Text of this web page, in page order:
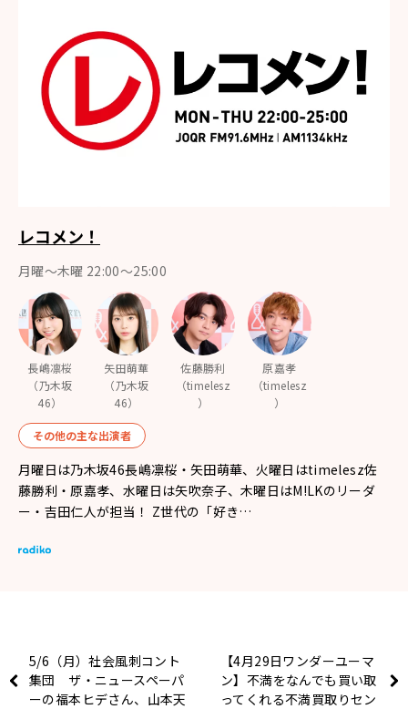
レコメン！
月曜〜木曜 22:00〜25:00
長嶋凛桜
（乃木坂
46）
矢田萌華
（乃木坂
46）
佐藤勝利
（timelesz
）
原嘉孝
（timelesz
）
その他の主な出演者
月曜日は乃木坂46長嶋凛桜・矢田萌華、火曜日はtimelesz佐
藤勝利・原嘉孝、水曜日は矢吹奈子、木曜日はM!LKのリーダ
ー・吉田仁人が担当！ Z世代の「好き…
5/6（月）社会風刺コント
集団 ザ・ニュースペーパ
ーの福本ヒデさん、山本天
【4月29日ワンダーユーマ
ン】不満をなんでも買い取
ってくれる不満買取りセン